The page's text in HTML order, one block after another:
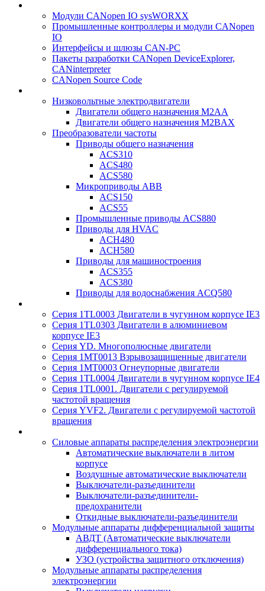
Модули CANopen IO sysWORXX
Промышленные контроллеры и модули CANopen
IO
Интерфейсы и шлюзы CAN-PC
Пакеты разработки CANopen DeviceExplorer,
CANinterpreter
CANopen Source Code
Низковольтные электродвигатели
Двигатели общего назначения M2AA
Двигатели общего назначения M2BAX
Преобразователи частоты
Приводы общего назначения
ACS310
ACS480
ACS580
Микроприводы ABB
ACS150
ACS55
Промышленные приводы ACS880
Приводы для HVAC
ACH480
ACH580
Приводы для машиностроения
ACS355
ACS380
Приводы для водоснабжения ACQ580
Серия 1TL0003 Двигатели в чугунном корпусе IE3
Серия 1TL0303 Двигатели в алюминиевом
корпусе IE3
Серия YD. Многополюсные двигатели
Серия 1MT0013 Взрывозащищенные двигатели
Серия 1MT0003 Огнеупорные двигатели
Серия 1TL0004 Двигатели в чугунном корпусе IE4
Серия 1TL0001. Двигатели с регулируемой
частотой вращения
Серия YVF2. Двигатели с регулируемой частотой
вращения
Силовые аппараты распределения электроэнергии
Автоматические выключатели в литом
корпусе
Воздушные автоматические выключатели
Выключатели-разъединители
Выключатели-разъединители-
предохранители
Откидные выключатели-разъединители
Модульные аппараты дифференциальной защиты
АВДТ (Автоматические выключатели
дифференциального тока)
УЗО (устройства защитного отключения)
Модульные аппараты распределения
электроэнергии